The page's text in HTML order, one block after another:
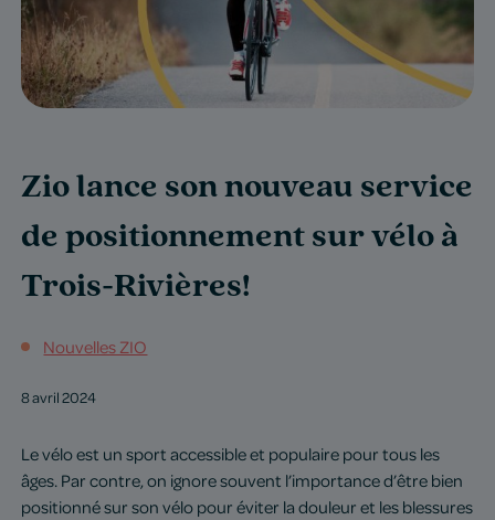
Zio lance son nouveau service
de positionnement sur vélo à
Trois-Rivières!
Nouvelles ZIO
8 avril 2024
Le vélo est un sport accessible et populaire pour tous les
âges. Par contre, on ignore souvent l’importance d’être bien
positionné sur son vélo pour éviter la douleur et les blessures